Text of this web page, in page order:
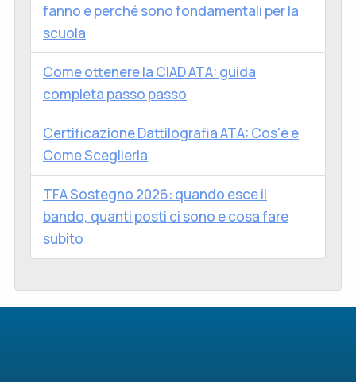
fanno e perché sono fondamentali per la
scuola
Come ottenere la CIAD ATA: guida
completa passo passo
Certificazione Dattilografia ATA: Cos'è e
Come Sceglierla
TFA Sostegno 2026: quando esce il
bando, quanti posti ci sono e cosa fare
subito